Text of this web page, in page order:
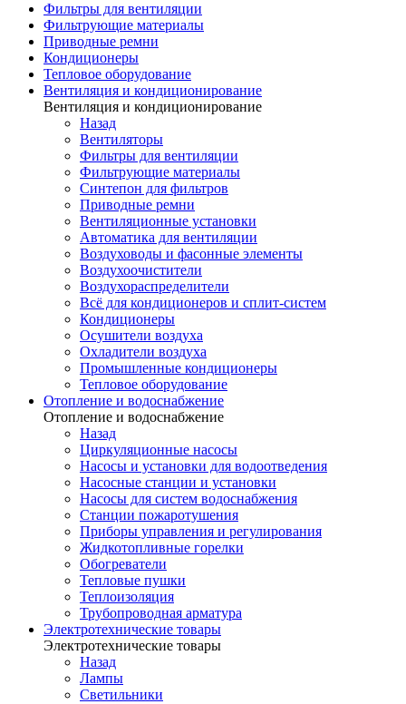
Фильтры для вентиляции
Фильтрующие материалы
Приводные ремни
Кондиционеры
Тепловое оборудование
Вентиляция и кондиционирование
Вентиляция и кондиционирование
Назад
Вентиляторы
Фильтры для вентиляции
Фильтрующие материалы
Синтепон для фильтров
Приводные ремни
Вентиляционные установки
Автоматика для вентиляции
Воздуховоды и фасонные элементы
Воздухоочистители
Воздухораспределители
Всё для кондиционеров и сплит-систем
Кондиционеры
Осушители воздуха
Охладители воздуха
Промышленные кондиционеры
Тепловое оборудование
Отопление и водоснабжение
Отопление и водоснабжение
Назад
Циркуляционные насосы
Насосы и установки для водоотведения
Насосные станции и установки
Насосы для систем водоснабжения
Станции пожаротушения
Приборы управления и регулирования
Жидкотопливные горелки
Обогреватели
Тепловые пушки
Теплоизоляция
Трубопроводная арматура
Электротехнические товары
Электротехнические товары
Назад
Лампы
Светильники